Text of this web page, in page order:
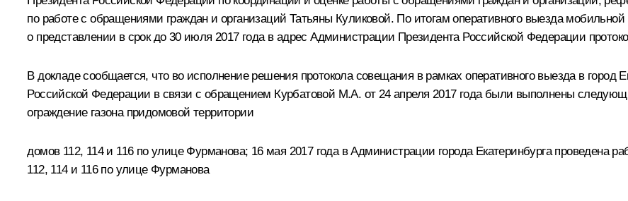
по работе с обращениями граждан и организаций Татьяны Куликовой. По итогам оперативного выезда
о представлении в срок до 30 июля 2017 года в адрес Администрации Президента Российской Федерации
В докладе сообщается, что во исполнение решения протокола совещания в рамках оперативного выезда в город
Российской Федерации в связи с обращением Курбатовой М.А. от 24 апреля 2017 года были выполнены
ограждение газона придомовой территории
домов 112, 114 и 116 по улице Фурманова; 16 мая 2017 года в Администрации города Екатеринбурга проведена
112, 114 и 116 по улице Фурманова